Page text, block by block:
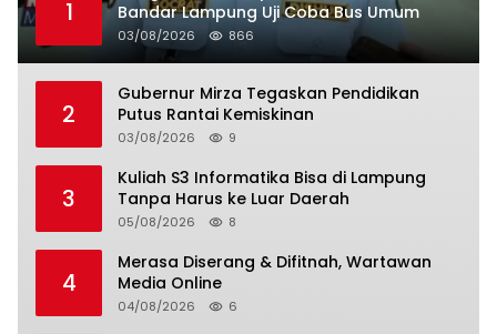
1
Bandar Lampung Uji Coba Bus Umum
03/08/2026 866
2
Gubernur Mirza Tegaskan Pendidikan
Putus Rantai Kemiskinan
03/08/2026 9
3
Kuliah S3 Informatika Bisa di Lampung
Tanpa Harus ke Luar Daerah
05/08/2026 8
4
Merasa Diserang & Difitnah, Wartawan
Media Online
04/08/2026 6